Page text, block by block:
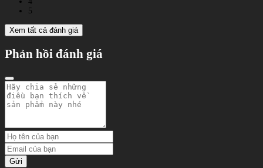
5
Xem tất cả đánh giá
Phản hồi đánh giá
Gửi